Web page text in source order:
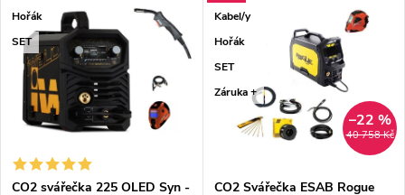
Hořák
SET
CO2 svářečka 225 OLED Syn -
Kabel/y
Hořák
SET
Záruka +
40 758 Kč
–22 %
CO2 Svářečka ESAB Rogue